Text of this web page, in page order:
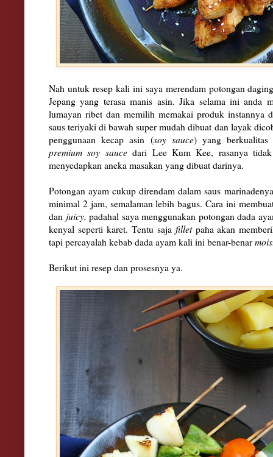
Nah untuk resep kali ini saya merendam potongan
Jepang yang terasa manis asin. Jika selama ini anda
lumayan ribet dan memilih memakai produk instannya
saus teriyaki di bawah super mudah dibuat dan layak
penggunaan kecap asin (soy sauce) yang berkualitas
premium soy saucedari Lee Kum Kee, rasanya
menyedapkan aneka masakan yang dibuat darinya.
Potongan ayam cukup direndam dalam saus
minimal 2 jam, semalaman lebih bagus. Cara ini
dan juicy, padahal saya menggunakan potongan dada
kenyal seperti karet. Tentu saja filletpaha akan
tapi percayalah kebab dada ayam kali ini benar-benar
Berikut ini resep dan prosesnya ya.